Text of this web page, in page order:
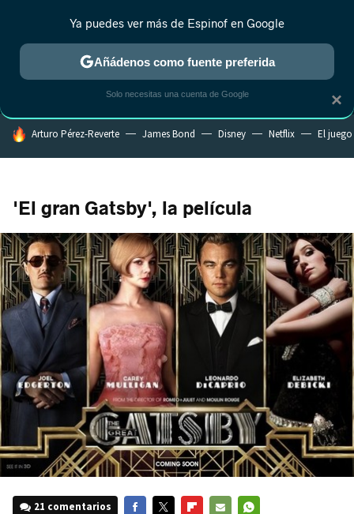
MENÚ NUEVO
ESTRENOS REALITY ANIME RANKINGS CINE
HOY SE HABLA DE
Arturo Pérez-Reverte James Bond Disney Netflix El
'El gran Gatsby', la película
21 comentarios
×
Ya puedes ver más de Espinof en Google
Añádenos como fuente preferida
Solo necesitas una cuenta de Google